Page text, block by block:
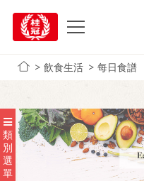
飲食生活 每日食譜
類
別
選
單